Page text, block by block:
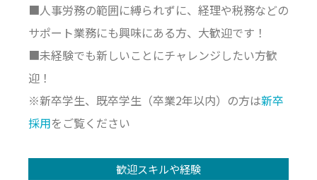
■人事労務の範囲に縛られずに、経理や税務などの
サポート業務にも興味にある方、大歓迎です！
■未経験でも新しいことにチャレンジしたい方歓
迎！
※新卒学生、既卒学生（卒業2年以内）の方は新卒
採用をご覧ください
歓迎スキルや経験